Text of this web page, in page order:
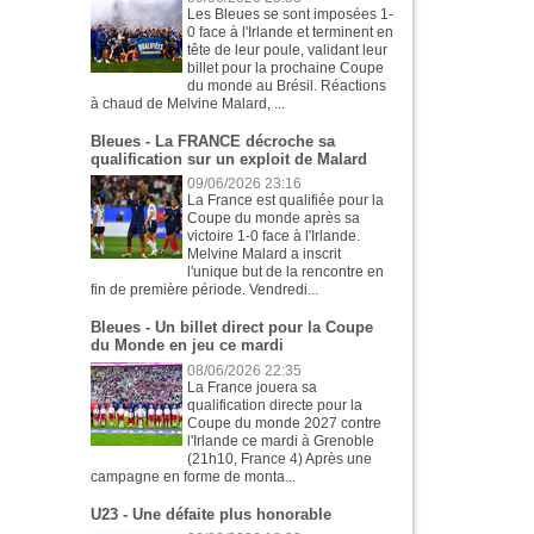
Les Bleues se sont imposées 1-
0 face à l'Irlande et terminent en
tête de leur poule, validant leur
billet pour la prochaine Coupe
du monde au Brésil. Réactions
à chaud de Melvine Malard, ...
Bleues - La FRANCE décroche sa
qualification sur un exploit de Malard
09/06/2026 23:16
La France est qualifiée pour la
Coupe du monde après sa
victoire 1-0 face à l'Irlande.
Melvine Malard a inscrit
l'unique but de la rencontre en
fin de première période. Vendredi...
Bleues - Un billet direct pour la Coupe
du Monde en jeu ce mardi
08/06/2026 22:35
La France jouera sa
qualification directe pour la
Coupe du monde 2027 contre
l'Irlande ce mardi à Grenoble
(21h10, France 4) Après une
campagne en forme de monta...
U23 - Une défaite plus honorable